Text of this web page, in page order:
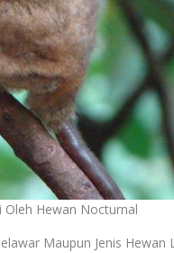
Hewan Nocturnal
Maupun Jenis Hewan